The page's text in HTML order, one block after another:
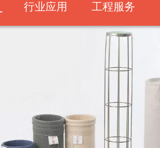
行业应用 工程服务